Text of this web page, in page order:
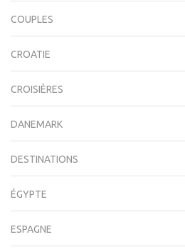
COUPLES
CROATIE
CROISIÈRES
DANEMARK
DESTINATIONS
ÉGYPTE
ESPAGNE